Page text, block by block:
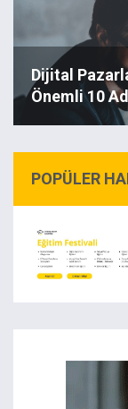
Dijital
Önemli 10
POPÜLER